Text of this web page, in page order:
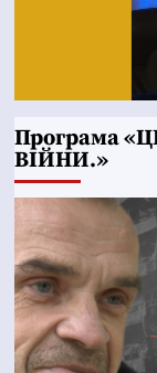
Програма
ВІЙНИ.»